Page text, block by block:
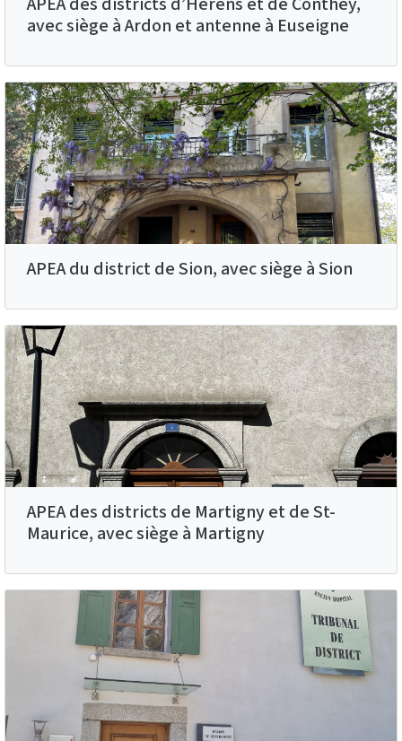
avec siège à Ardon et antenne à Euseigne
APEA du district de Sion, avec siège à Sion
APEA des districts de Martigny et de St-
Maurice, avec siège à Martigny